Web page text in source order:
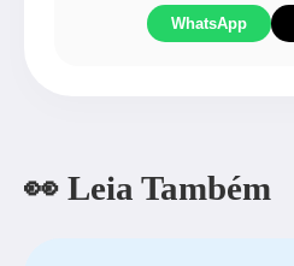
WhatsApp
👀 Leia Também